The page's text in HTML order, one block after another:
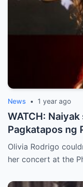
News • 1 year ago
WATCH:
Pagkatapos ng
sa Sh0ck ng
Olivia Rodrigo
her concert at the